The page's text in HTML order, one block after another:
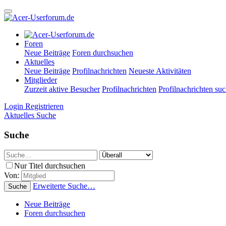
Foren
Neue Beiträge Foren durchsuchen
Aktuelles
Neue Beiträge Profilnachrichten Neueste Aktivitäten
Mitglieder
Zurzeit aktive Besucher Profilnachrichten Profilnachrichten
Login Registrieren
Aktuelles Suche
Suche
Nur Titel durchsuchen
Von:
Suche Erweiterte Suche…
Neue Beiträge
Foren durchsuchen